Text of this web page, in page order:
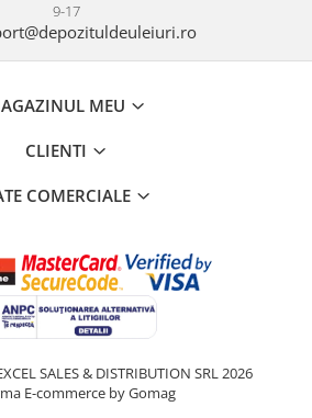
9-17
MEU
CLIENTI
COMERCIALE
SALES & DISTRIBUTION SRL 2026
E-commerce by Gomag